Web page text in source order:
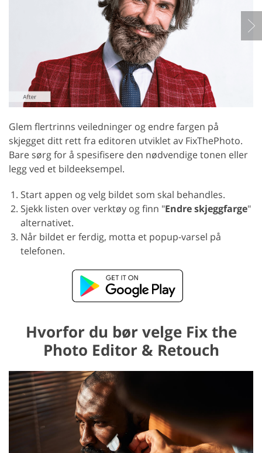
Glem flertrinns veiledninger og endre fargen på
skjegget ditt rett fra editoren utviklet av FixThePhoto.
Bare sørg for å spesifisere den nødvendige tonen eller
legg ved et bildeeksempel.
Start appen og velg bildet som skal behandles.
Sjekk listen over verktøy og finn "Endre skjeggfarge"
alternativet.
Når bildet er ferdig, motta et popup-varsel på
telefonen.
Hvorfor du bør velge Fix the
Photo Editor & Retouch